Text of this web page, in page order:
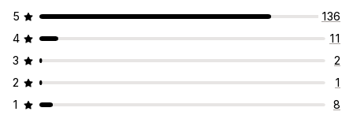
5
136
4
11
3
2
2
1
1
8